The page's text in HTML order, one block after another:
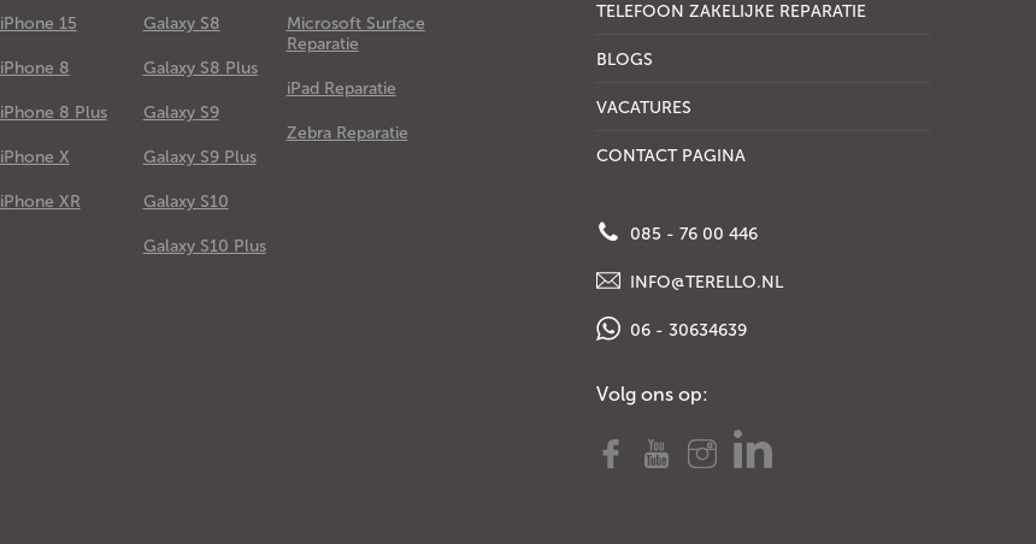
iPhone 15
iPhone 8
iPhone 8 Plus
iPhone X
iPhone XR
Galaxy S8
Galaxy S8 Plus
Galaxy S9
Galaxy S9 Plus
Galaxy S10
Galaxy S10 Plus
Microsoft Surface
Reparatie
iPad Reparatie
Zebra Reparatie
TELEFOON ZAKELIJKE REPARATIE
BLOGS
VACATURES
CONTACT PAGINA
085 - 76 00 446
INFO@TERELLO.NL
06 - 30634639
Volg ons op: